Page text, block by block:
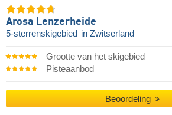
Arosa Lenzerheide
5-sterrenskigebied in Zwitserland
Grootte van het skigebied
Pisteaanbod
Beoordeling